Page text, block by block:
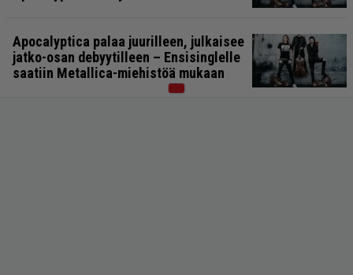
Apocalyptica palaa juurilleen, julkaisee
jatko-osan debyytilleen – Ensisinglelle
saatiin Metallica-miehistöä mukaan